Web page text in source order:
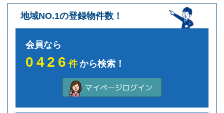
地域NO.1の登録物件数！
会員なら
0426件から検索！